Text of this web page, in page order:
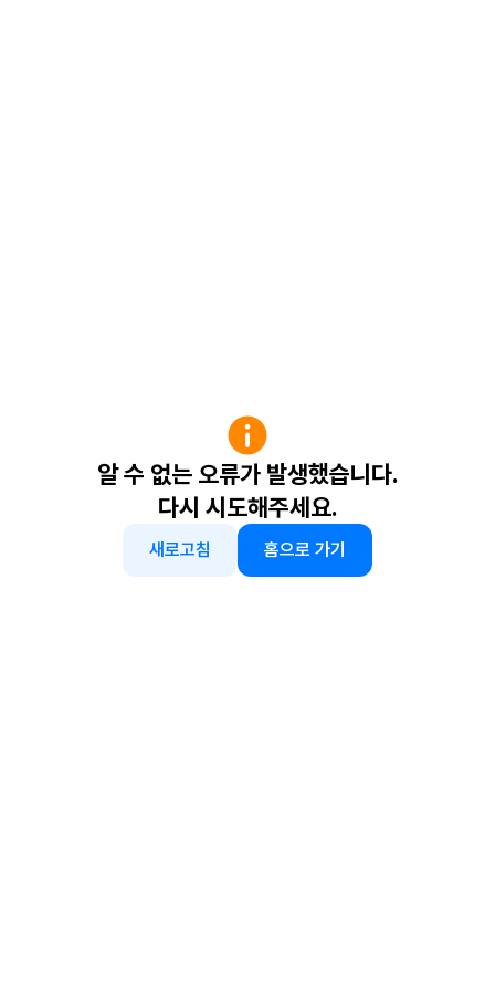
알 수 없는 오류가 발생했습니다.
다시 시도해주세요.
새로고침 홈으로 가기